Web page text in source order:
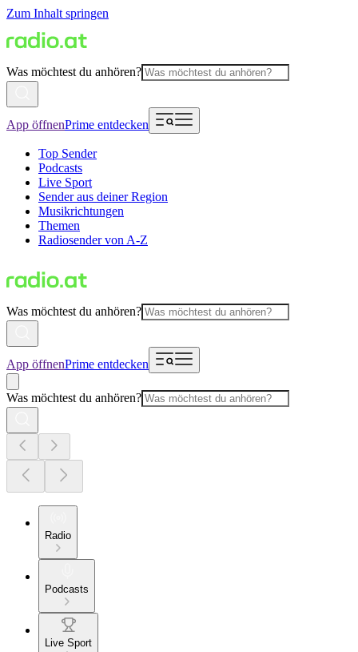
Zum Inhalt springen
Was möchtest du anhören?
App öffnenPrime entdecken
Top Sender
Podcasts
Live Sport
Sender aus deiner Region
Musikrichtungen
Themen
Radiosender von A-Z
Was möchtest du anhören?
App öffnenPrime entdecken
Was möchtest du anhören?
Radio
Podcasts
Live Sport